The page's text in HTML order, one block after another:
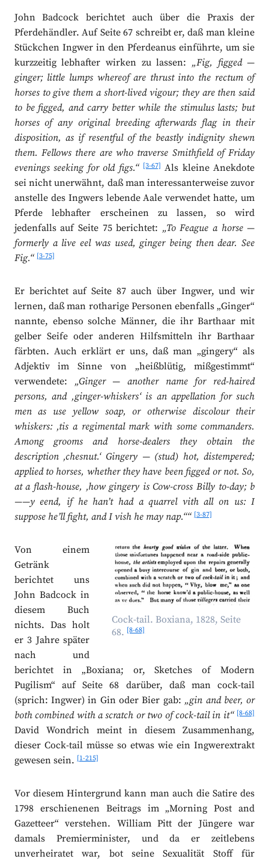
John Badcock berichtet auch über die Praxis der
Pferdehändler. Auf Seite 67 schreibt er, daß man kleine
Stückchen Ingwer in den Pferdeanus einführte, um sie
kurzzeitig lebhafter wirken zu lassen: „Fig, figged ―
ginger; little lumps whereof are thrust into the rectum of
horses to give them a short-lived vigour; they are then said
to be figged, and carry better while the stimulus lasts; but
horses of any original breeding afterwards flag in their
disposition, as if resentful of the beastly indignity shewn
them. Fellows there are who traverse Smithfield of Friday
evenings seeking for old figs.“ [3-67] Als kleine Anekdote
sei nicht unerwähnt, daß man interessanterweise zuvor
anstelle des Ingwers lebende Aale verwendet hatte, um
Pferde lebhafter erscheinen zu lassen, so wird
jedenfalls auf Seite 75 berichtet: „To Feague a horse ―
formerly a live eel was used, ginger being then dear. See
Fig.“ [3-75]
Er berichtet auf Seite 87 auch über Ingwer, und wir
lernen, daß man rotharige Personen ebenfalls „Ginger“
nannte, ebenso solche Männer, die ihr Barthaar mit
gelber Seife oder anderen Hilfsmitteln ihr Barthaar
färbten. Auch erklärt er uns, daß man „gingery“ als
Adjektiv im Sinne von „heißblütig, mißgestimmt“
verwendete: „Ginger ― another name for red-haired
persons, and ‚ginger-whiskers‘ is an appellation for such
men as use yellow soap, or otherwise discolour their
whiskers: ‚tis a regimental mark with some commanders.
Among grooms and horse-dealers they obtain the
description ‚chesnut.‘ Gingery ― (stud) hot, distempered;
applied to horses, whether they have been figged or not. So,
at a flash-house, ‚how gingery is Cow-cross Billy to-day; b
——y eend, if he han’t had a quarrel vith all on us: I
suppose he’ll fight, and I vish he may nap.““ [3-87]
Cock-tail. Boxiana, 1828, Seite
68. [8-68]
Von einem
Getränk
berichtet uns
John Badcock in
diesem Buch
nichts. Das holt
er 3 Jahre später
nach und
berichtet in „Boxiana; or, Sketches of Modern
Pugilism“ auf Seite 68 darüber, daß man cock-tail
(sprich: Ingwer) in Gin oder Bier gab: „gin and beer, or
both combined with a scratch or two of cock-tail in it“ [8-68]
David Wondrich meint in diesem Zusammenhang,
dieser Cock-tail müsse so etwas wie ein Ingwerextrakt
gewesen sein.[1-215]
Vor diesem Hintergrund kann man auch die Satire des
1798 erschienenen Beitrags im „Morning Post and
Gazetteer“ verstehen. William Pitt der Jüngere war
damals Premierminister, und da er zeitlebens
unverheiratet war, bot seine Sexualität Stoff für